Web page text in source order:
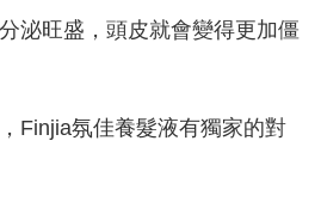
泌旺盛，頭皮就會變得更加僵
Finjia氛佳養髮液有獨家的對